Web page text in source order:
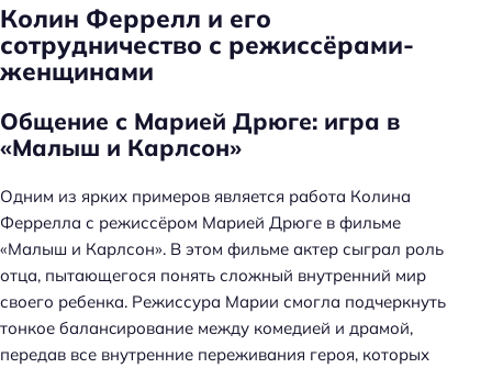
Колин Феррелл и его
сотрудничество с режиссёрами-
женщинами
Общение с Марией Дрюге: игра в
«Малыш и Карлсон»
Одним из ярких примеров является работа Колина
Феррелла с режиссёром Марией Дрюге в фильме
«Малыш и Карлсон». В этом фильме актер сыграл роль
отца, пытающегося понять сложный внутренний мир
своего ребенка. Режиссура Марии смогла подчеркнуть
тонкое баланcирование между комедией и драмой,
передав все внутренние переживания героя, которых